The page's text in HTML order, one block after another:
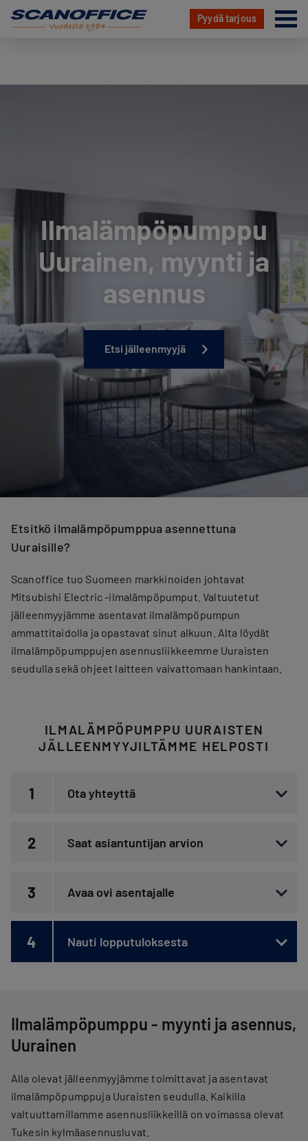
Pyydä tarjous
Ilmalämpöpumppu
Uurainen, myynti ja
asennus
Etsi jälleenmyyjä
Etsitkö ilmalämpöpumppua asennettuna
Uuraisille?
Scanoffice tuo Suomeen markkinoiden johtavat
Mitsubishi Electric -ilmalämpöpumput. Valtuutetut
jälleenmyyjämme asentavat ilmalämpöpumpun
ammattitaidolla ja opastavat sinut alkuun. Alta löydät
ilmalämpöpumppujen asennusliikkeemme Uuraisten
seudulla sekä ohjeet laitteen vaivattomaan hankintaan.
ILMALÄMPÖPUMPPU UURAISTEN
JÄLLEENMYYJILTÄMME HELPOSTI
1 Ota yhteyttä
2 Saat asiantuntijan arvion
3 Avaa ovi asentajalle
4 Nauti lopputuloksesta
Ilmalämpöpumppu - myynti ja asennus,
Uurainen
Alla olevat jälleenmyyjämme toimittavat ja asentavat
ilmalämpöpumppuja Uuraisten seudulla. Kaikilla
valtuuttamillamme asennusliikkeillä on voimassa olevat
Tukesin kylmäasennusluvat.